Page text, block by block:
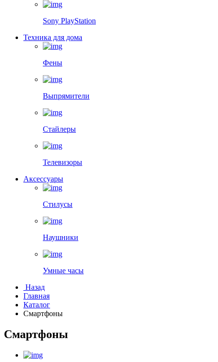
Sony PlayStation
Техника для дома
Фены
Выпрямители
Стайлеры
Телевизоры
Аксессуары
Стилусы
Наушники
Умные часы
Назад
Главная
Каталог
Смартфоны
Смартфоны